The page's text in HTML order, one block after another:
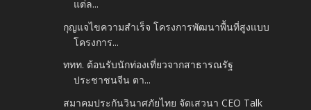
แต่ล...
กุญแจไขความสำเร็จ โครงการพัฒนาพื้นที่สูงแบบ
โครงการ...
ททท. ต้อนรับนักท่องเที่ยวจากสาธารณรัฐ
ประชาชนจีน ตา...
สมาคมประกันวินาศภัยไทย จัดเสวนา CEO Talk